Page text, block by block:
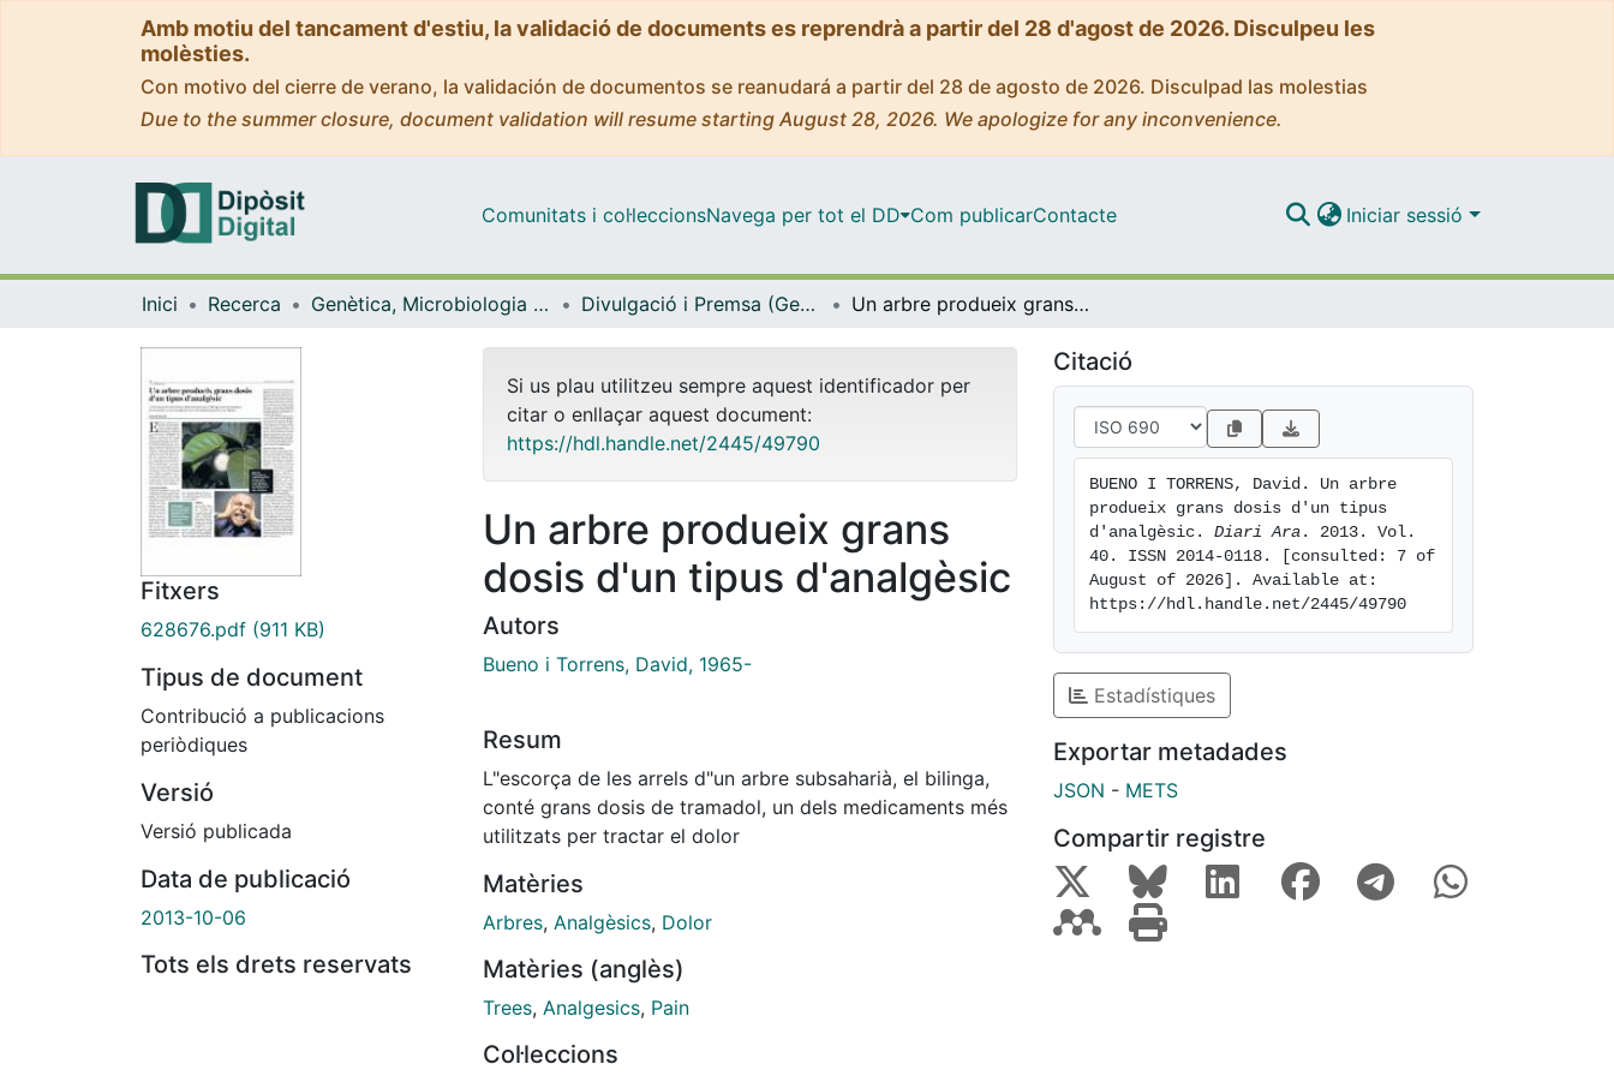
Amb motiu del tancament d'estiu, la validació de documents es reprendrà a partir del 28 d'agost de 2026. Disculpeu les
molèsties.
Con motivo del cierre de verano, la validación de documentos se reanudará a partir del 28 de agosto de 2026. Disculpad las molestias
Due to the summer closure, document validation will resume starting August 28, 2026. We apologize for any inconvenience.
Comunitats i col·leccionsNavega per tot el DD Com publicarContacte Iniciar sessió
Inici Recerca Genètica, Microbiologia i Estadística Divulgació i Premsa (Genètica, Microbiologia i Estadística) Un arbre produeix grans dosis d'un tipus d'analgèsic
Fitxers
628676.pdf (911 KB)
Tipus de document
Contribució a publicacions
periòdiques
Versió
Versió publicada
Data de publicació
2013-10-06
Tots els drets reservats
Si us plau utilitzeu sempre aquest identificador per
citar o enllaçar aquest document:
https://hdl.handle.net/2445/49790
Un arbre produeix grans
dosis d'un tipus d'analgèsic
Autors
Bueno i Torrens, David, 1965-
Resum
L"escorça de les arrels d"un arbre subsaharià, el bilinga,
conté grans dosis de tramadol, un dels medicaments més
utilitzats per tractar el dolor
Matèries
Arbres, Analgèsics, Dolor
Matèries (anglès)
Trees, Analgesics, Pain
Col·leccions
Citació
BUENO I TORRENS, David. Un arbre
produeix grans dosis d'un tipus
d'analgèsic. Diari Ara . 2013. Vol.
40. ISSN 2014-0118. [consulted: 7 of
August of 2026]. Available at:
https://hdl.handle.net/2445/49790
Estadístiques
Exportar metadades
JSON - METS
Compartir registre